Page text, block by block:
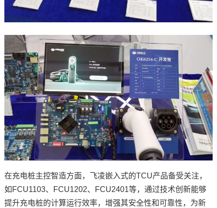
在充电桩主控智造方面，飞凌嵌入式的TCU产品备受关注，
如 FCU1103、FCU1202、 FCU2401等，通过技术创新能够
提升充电桩的计算运行效率，增强其安全性和可靠性，为新